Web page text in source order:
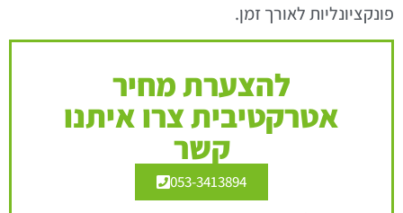
פונקציונליות לאורך זמן.
להצערת מחיר
אטרקטיבית צרו איתנו
קשר
053-3413894